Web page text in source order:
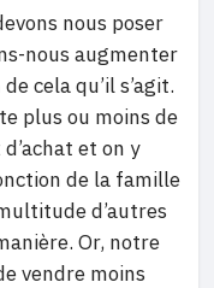
nous poser
nous augmenter
cela qu’il s’agit.
plus ou moins de
et on y
de la famille
d’autres
Or, notre
vendre moins